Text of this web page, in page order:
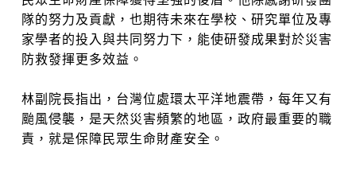
隊的努力及貢獻，也期待未來在學校、研究單位及專
家學者的投入與共同努力下，能使研發成果對於災害
防救發揮更多效益。
林副院長指出，台灣位處環太平洋地震帶，每年又有
颱風侵襲，是天然災害頻繁的地區，政府最重要的職
責，就是保障民眾生命財產安全。